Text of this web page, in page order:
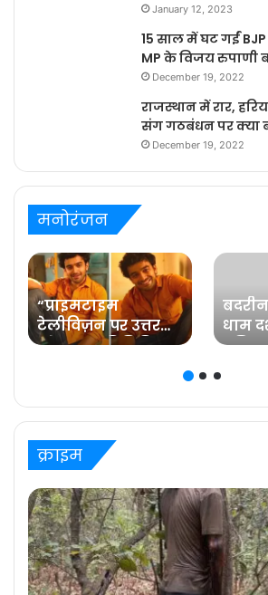
January 12, 2023
15 साल में घट गईं
MP के विजय रुपाणी
December 19, 2022
राजस्थान में रार,
संग गठबंधन पर क्या
December 19, 2022
मनोरंजन
“प्राइमटाइम
टेलीविज़न पर उत्तर
प्रदेश का प्रतिनिधित्व
प्रविष्ट मिश्रा, कलर्स के
‘बरेली के बच्चन’ में
धाम
क्राइम